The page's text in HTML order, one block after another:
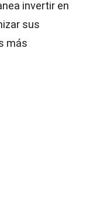
invertir en
sus
más